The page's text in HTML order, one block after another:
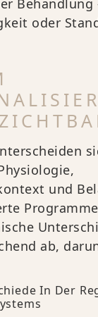
Behandlung
oder
und
ab,
In Der